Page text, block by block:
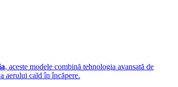
, aceste modele combină tehnologia avansată de
aerului cald în încăpere.